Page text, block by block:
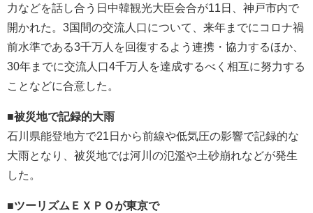
力などを話し合う日中韓観光大臣会合が11日、神戸市内で
開かれた。3国間の交流人口について、来年までにコロナ禍
前水準である3千万人を回復するよう連携・協力するほか、
30年までに交流人口4千万人を達成するべく相互に努力する
ことなどに合意した。
■被災地で記録的大雨
石川県能登地方で21日から前線や低気圧の影響で記録的な
大雨となり、被災地では河川の氾濫や土砂崩れなどが発生
した。
■ツーリズムＥＸＰＯが東京で